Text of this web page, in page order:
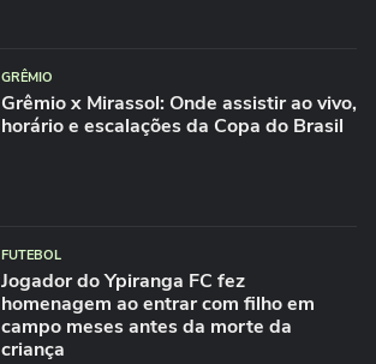
GRÊMIO
Grêmio x Mirassol: Onde assistir ao vivo,
horário e escalações da Copa do Brasil
FUTEBOL
Jogador do Ypiranga FC fez
homenagem ao entrar com filho em
campo meses antes da morte da
criança